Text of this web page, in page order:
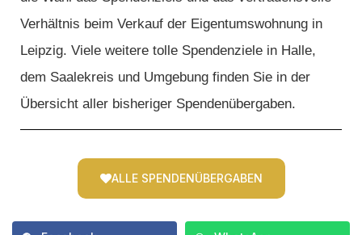
Verhältnis beim Verkauf der Eigentumswohnung in
Leipzig. Viele weitere tolle Spendenziele in Halle,
dem Saalekreis und Umgebung finden Sie in der
Übersicht aller bisheriger Spendenübergaben.
ALLE SPENDENÜBERGABEN